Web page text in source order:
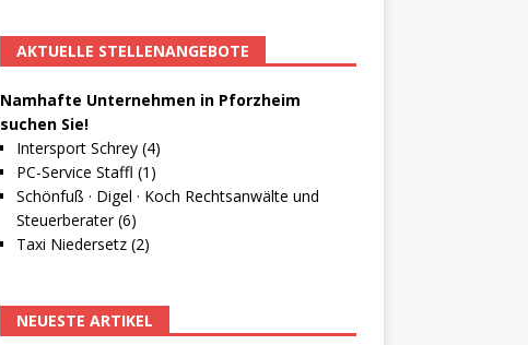
AKTUELLE STELLENANGEBOTE
Namhafte Unternehmen in Pforzheim
suchen Sie!
Intersport Schrey (4)
PC-Service Staffl (1)
Schönfuß · Digel · Koch Rechtsanwälte und
Steuerberater (6)
Taxi Niedersetz (2)
NEUESTE ARTIKEL